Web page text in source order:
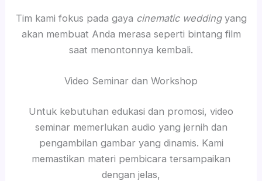
Tim kami fokus pada gaya cinematic weddingyang
akan membuat Anda merasa seperti bintang film
saat menontonnya kembali.
Video Seminar dan Workshop
Untuk kebutuhan edukasi dan promosi, video
seminar memerlukan audio yang jernih dan
pengambilan gambar yang dinamis. Kami
memastikan materi pembicara tersampaikan
dengan jelas,